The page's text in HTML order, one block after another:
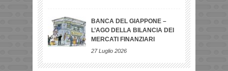
BANCA DEL GIAPPONE –
L’AGO DELLA BILANCIA DEI
MERCATI FINANZIARI
27 Luglio 2026